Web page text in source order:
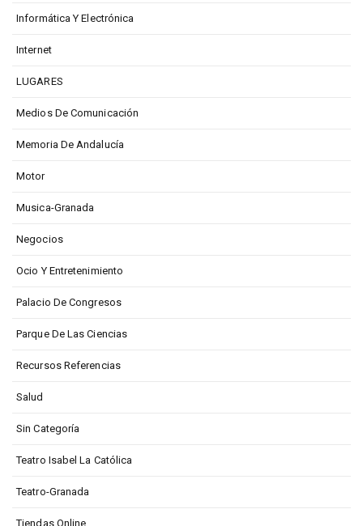
Informática Y Electrónica
Internet
LUGARES
Medios De Comunicación
Memoria De Andalucía
Motor
Musica-Granada
Negocios
Ocio Y Entretenimiento
Palacio De Congresos
Parque De Las Ciencias
Recursos Referencias
Salud
Sin Categoría
Teatro Isabel La Católica
Teatro-Granada
Tiendas Online